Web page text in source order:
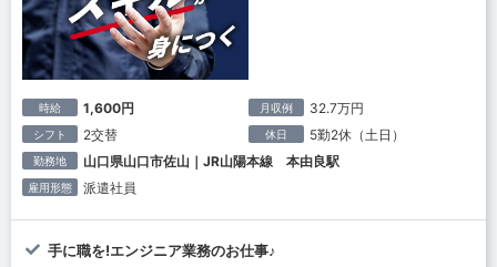
時給 1,600円 月収例 32.7万円
シフト 2交替 休日 5勤2休（土日）
勤務地 山口県山口市佐山｜JR山陽本線 本由良駅
雇用形態 派遣社員
手に職を!エンジニア業務のお仕事♪